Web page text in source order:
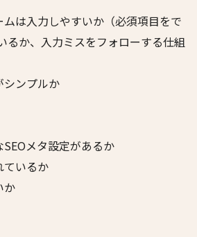
は入力しやすいか（必須項目をで
るか、入力ミスをフォローする仕組
ンプルか
メタ設定があるか
いるか
か